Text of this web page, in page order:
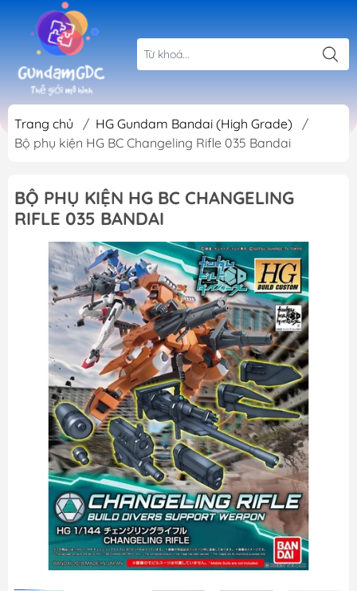
Trang chủ / HG Gundam Bandai (High Grade)
/
Bộ phụ kiện HG BC Changeling Rifle 035 Bandai
BỘ PHỤ KIỆN HG BC CHANGELING
RIFLE 035 BANDAI